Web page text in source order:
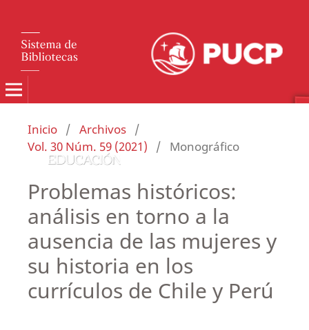
Inicio / Archivos /
Vol. 30 Núm. 59 (2021)
/ Monográfico
Problemas históricos:
análisis en torno a la
ausencia de las mujeres y
su historia en los
currículos de Chile y Perú